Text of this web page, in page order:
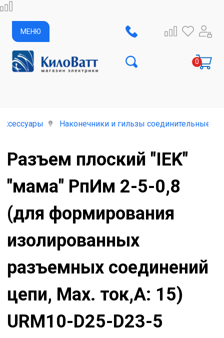
МЕНЮ
Наконечники и гильзы соединительные
Разъем плоский "IEK"
"мама" РпИм 2-5-0,8
(для формирования
изолированных
разъемных соединений
цепи, Мах. ток,А: 15)
URM10-D25-D23-5